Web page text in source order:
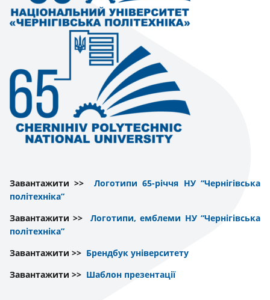
Завантажити >> Логотипи 65-річчя НУ “Чернігівська
політехніка”
Завантажити >> Логотипи, емблеми НУ “Чернігівська
політехніка”
Завантажити >> Брендбук університету
Завантажити >> Шаблон презентації